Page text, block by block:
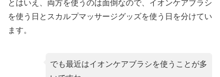
とはいえ、両方を使うのは面倒なので、イオンケアブラシ
を使う日とスカルプマッサージグッズを使う日を分けてい
ます。
でも最近はイオンケアブラシを使うことが多